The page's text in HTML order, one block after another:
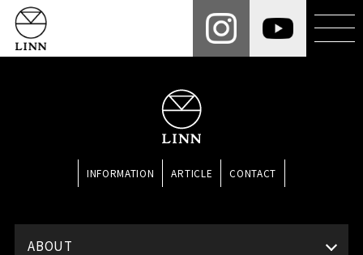
INFORMATION ARTICLE CONTACT
ABOUT